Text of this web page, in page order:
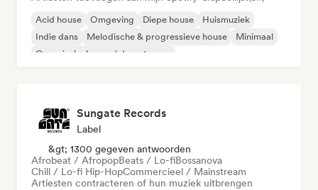
Acid house Omgeving Diepe house
Huismuziek
Indie dans
Melodische & progressieve house
Minimaal
Organische house / downtempo
Sungate Records
Label
&gt; 1300 gegeven antwoorden
Afrobeat / AfropopBeats / Lo-fiBossanova
Chill / Lo-fi Hip-HopCommercieel / Mainstream
Artiesten contracteren of hun muziek uitbrengen